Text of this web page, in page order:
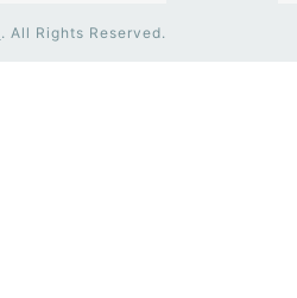
. All Rights Reserved.